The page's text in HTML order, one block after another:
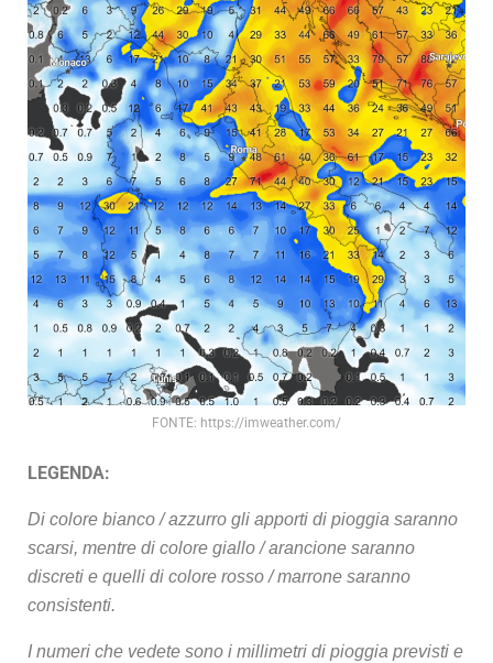
FONTE: https://imweather.com/
LEGENDA:
Di colore bianco / azzurro gli apporti di pioggia saranno
scarsi, mentre di colore giallo / arancione saranno
discreti e quelli di colore rosso / marrone saranno
consistenti.
I numeri che vedete sono i millimetri di pioggia previsti e